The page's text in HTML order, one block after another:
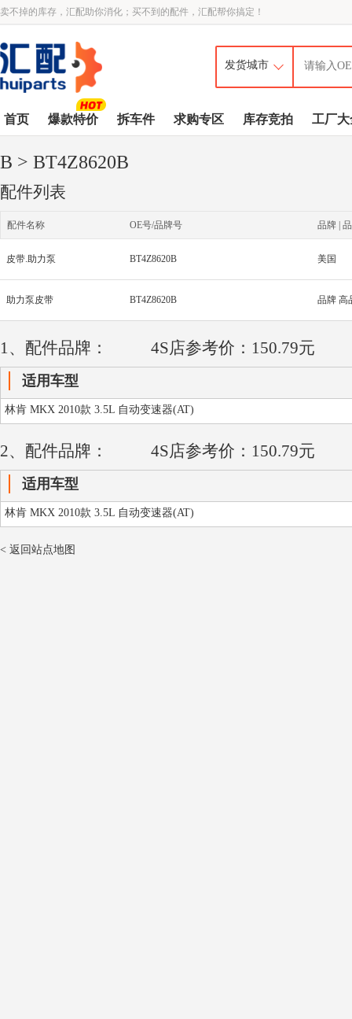
卖不掉的库存，汇配助你消化；买不到的配件，汇配帮你搞定！
首页 爆款特价 拆车件 求购专区 库存竞拍 工厂大
B > BT4Z8620B
配件列表
配件名称 OE号/品牌号 品牌 |
皮带.助力泵 BT4Z8620B 美国
助力泵皮带 BT4Z8620B 品牌 高
1、配件品牌： 4S店参考价：150.79元
适用车型
林肯 MKX 2010款 3.5L 自动变速器(AT)
2、配件品牌： 4S店参考价：150.79元
适用车型
林肯 MKX 2010款 3.5L 自动变速器(AT)
< 返回站点地图